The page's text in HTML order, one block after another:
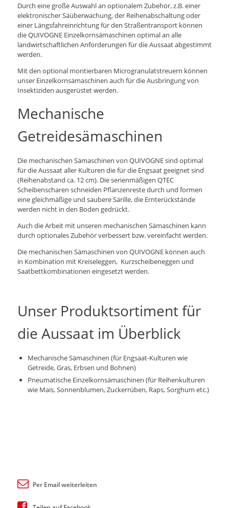
Durch eine große Auswahl an optionalem Zubehör, z.B. einer
elektronischer Säüberwachung, der Reihenabschaltung oder
einer Längsfahreinrichtung für den Straßentransport können
die QUIVOGNE Einzelkornsämaschinen optimal an alle
landwirtschaftlichen Anforderungen für die Aussaat abgestimmt
werden.
Mit den optional montierbaren Microgranulatstreuern können
unser Einzelkornsämaschinen auch für die Ausbringung von
Insektiziden ausgerüstet werden.
Mechanische
Getreidesämaschinen
Die mechanischen Sämaschinen von QUIVOGNE sind optimal
für die Aussaat aller Kulturen die für die Engsaat geeignet sind
(Reihenabstand ca. 12 cm). Die serienmäßigen QTEC
Scheibenscharen schneiden Pflanzenreste durch und formen
eine gleichmäßige und saubere Särille, die Ernterückstände
werden nicht in den Boden gedrückt.
Auch die Arbeit mit unseren mechanischen Sämaschinen kann
durch optionales Zubehör verbessert bzw. vereinfacht werden.
Die mechanischen Sämaschinen von QUIVOGNE können auch
in Kombination mit Kreiseleggen, Kurzscheibeneggen und
Saatbettkombinationen eingesetzt werden.
Unser Produktsortiment für
die Aussaat im Überblick
Mechanische Sämaschinen (für Engsaat-Kulturen wie
Getreide, Gras, Erbsen und Bohnen)
Pneumatische Einzelkornsämaschinen (für Reihenkulturen
wie Mais, Sonnenblumen, Zuckerrüben, Raps, Sorghum etc.)
Per Email weiterleiten